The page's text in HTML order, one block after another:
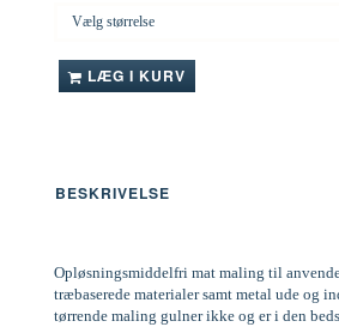
LÆG I KURV
BESKRIVELSE
Opløsningsmiddelfri mat maling til
træbaserede materialer samt metal ude og
tørrende maling gulner ikke og er i den